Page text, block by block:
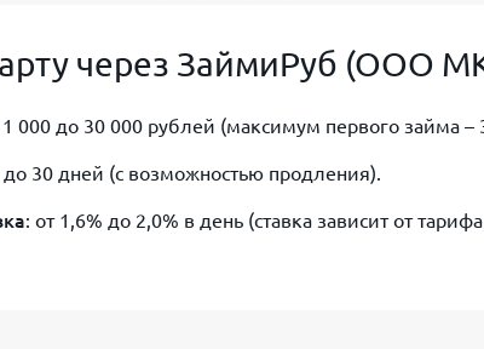
через ЗаймиРуб (ООО
1 000 до 30 000 рублей (максимум первого займа –
до 30 дней (с возможностью продления).
: от 1,6% до 2,0% в день (ставка зависит от